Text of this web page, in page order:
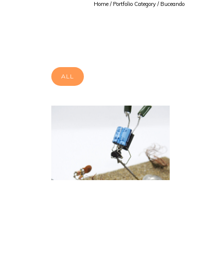
Home / Portfolio Category / Buceando
ALL
BUCEANDO
Buceando